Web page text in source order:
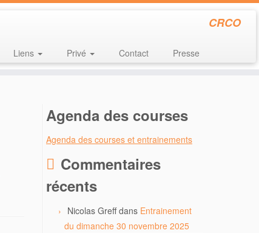
CRCO
Liens Privé Contact Presse
Agenda des courses
Agenda des courses et entrainements
Commentaires
récents
Nicolas Greffdans Entrainement
du dimanche 30 novembre 2025